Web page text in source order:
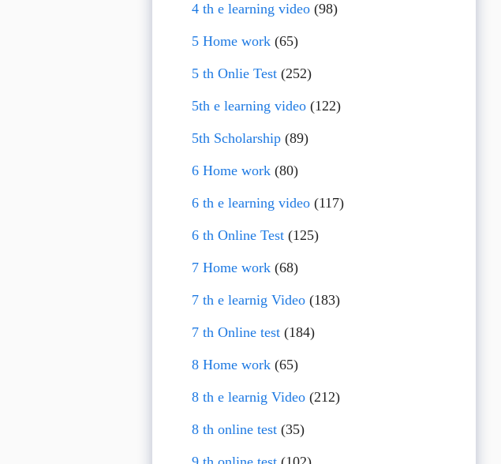
4 th e learning video(98)
5 Home work(65)
5 th Onlie Test(252)
5th e learning video(122)
5th Scholarship(89)
6 Home work(80)
6 th e learning video(117)
6 th Online Test(125)
7 Home work(68)
7 th e learnig Video(183)
7 th Online test(184)
8 Home work(65)
8 th e learnig Video(212)
8 th online test(35)